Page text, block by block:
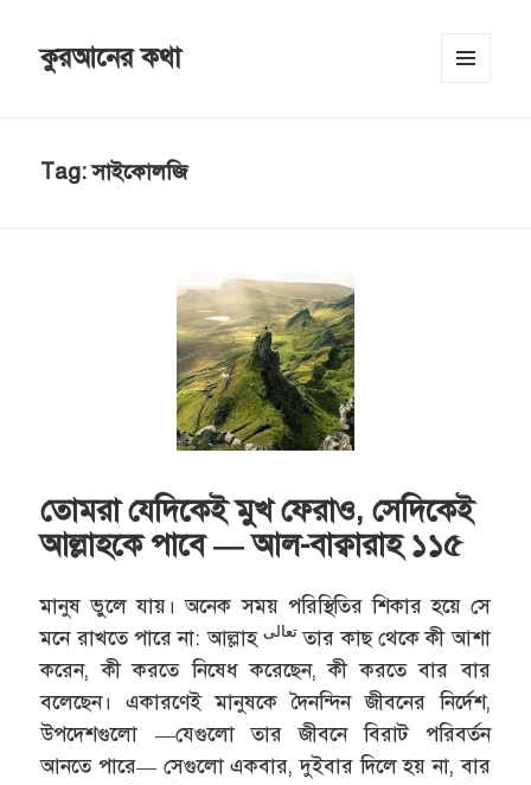
কুরআনের কথা
Tag:সাইকোলজি
তোমরা যেদিকেই মুখ ফেরাও, সেদিকেই
আল্লাহকে পাবে — আল-বাক্বারাহ ১১৫
মানুষ ভুলে যায়। অনেক সময় পরিস্থিতির শিকার হয়ে সে
মনে রাখতে পারে না: আল্লাহ تعالىতার কাছ থেকে কী আশা
করেন, কী করতে নিষেধ করেছেন, কী করতে বার বার
বলেছেন। একারণেই মানুষকে দৈনন্দিন জীবনের নির্দেশ,
উপদেশগুলো —যেগুলো তার জীবনে বিরাট পরিবর্তন
আনতে পারে— সেগুলো একবার, দুইবার দিলে হয় না, বার